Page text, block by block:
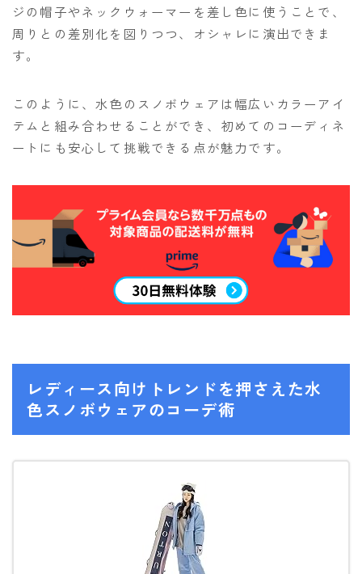
ジの帽子やネックウォーマーを差し色に使うことで、
周りとの差別化を図りつつ、オシャレに演出できま
す。
このように、水色のスノボウェアは幅広いカラーアイ
テムと組み合わせることができ、初めてのコーディネ
ートにも安心して挑戦できる点が魅力です。
レディース向けトレンドを押さえた水
色スノボウェアのコーデ術